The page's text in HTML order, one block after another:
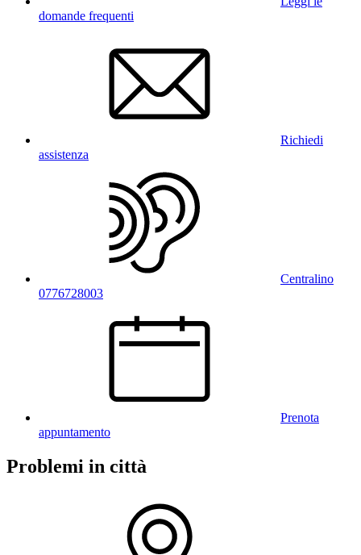
domande frequenti
Richiedi
assistenza
Centralino
0776728003
Prenota
appuntamento
Problemi in città